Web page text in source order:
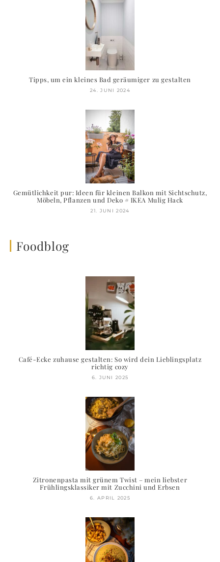
Tipps, um ein kleines Bad geräumiger zu gestalten
24. JUNI 2024
Gemütlichkeit pur: Ideen für kleinen Balkon mit Sichtschutz,
Möbeln, Pflanzen und Deko # IKEA Mulig Hack
21. JUNI 2024
Foodblog
Café-Ecke zuhause gestalten: So wird dein Lieblingsplatz
richtig cozy
6. JUNI 2025
Zitronenpasta mit grünem Twist – mein liebster
Frühlingsklassiker mit Zucchini und Erbsen
6. APRIL 2025